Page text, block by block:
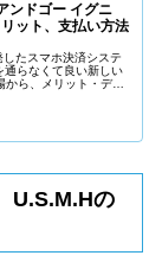
ンドゴー イグニ
ット、支払い方法
たスマホ決済システ
らなくて良い新しい
ら、メリット・デメ
U.S.M.Hの